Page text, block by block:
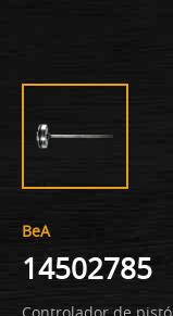
BeA
14502785